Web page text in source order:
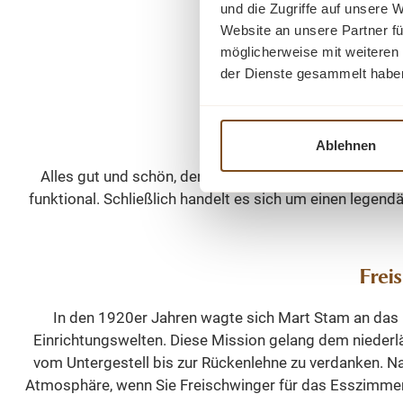
und die Zugriffe auf unsere
Website an unsere Partner
möglicherweise mit
der Dienste gesammelt
Ablehnen
und
51 cm Sitztiefe: ca. 44 cm Gewicht:
ca. 10,15
Design Hochwertiger Stoffbezug in
Lederoptik Robustes
Farben
Stuhl
gut
Grün,
Alles gut und schön, dennoch könnte die gemütliche
funktional. Schließlich handelt es sich um einen
In den 1920er Jahren wagte sich Mart Stam an
Einrichtungswelten. Diese Mission gelang dem
vom Untergestell bis zur Rückenlehne zu verdanken.
Atmosphäre, wenn Sie Freischwinger für das